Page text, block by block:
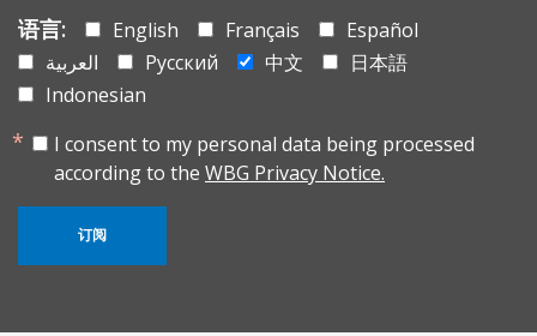
语言: English Français
Español
العربية
Русский 中文
日本語
Indonesian
I consent to my personal data being processed
according to the WBG Privacy Notice.
订阅